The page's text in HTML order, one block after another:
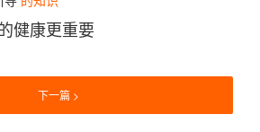
健康更重要
下一篇